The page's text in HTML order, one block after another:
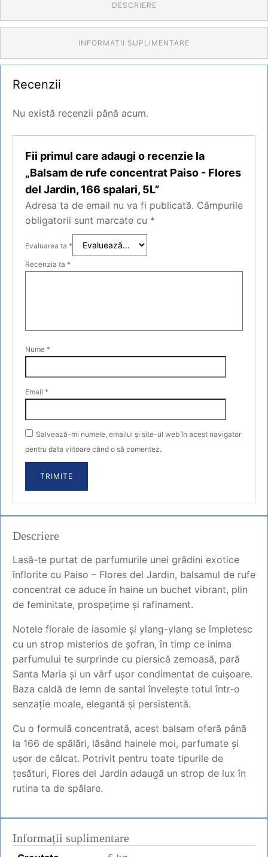
DESCRIERE
INFORMAȚII SUPLIMENTARE
Recenzii
Nu există recenzii până acum.
Fii primul care adaugi o recenzie la
„Balsam de rufe concentrat Paiso - Flores
del Jardin, 166 spalari, 5L”
Adresa ta de email nu va fi publicată. Câmpurile
obligatorii sunt marcate cu *
Evaluarea ta *
Recenzia ta *
Nume *
Email *
Salvează-mi numele, emailul și site-ul web în acest navigator
pentru data viitoare când o să comentez.
Descriere
Lasă-te purtat de parfumurile unei grădini exotice
înflorite cu Paiso – Flores del Jardin, balsamul de rufe
concentrat ce aduce în haine un buchet vibrant, plin
de feminitate, prospețime și rafinament.
Notele florale de iasomie și ylang-ylang se împletesc
cu un strop misterios de șofran, în timp ce inima
parfumului te surprinde cu piersică zemoasă, pară
Santa Maria și un vârf ușor condimentat de cuișoare.
Baza caldă de lemn de santal învelește totul într-o
senzație moale, elegantă și persistentă.
Cu o formulă concentrată, acest balsam oferă până
la 166 de spălări, lăsând hainele moi, parfumate și
ușor de călcat. Potrivit pentru toate tipurile de
țesături, Flores del Jardin adaugă un strop de lux în
rutina ta de spălare.
Informații suplimentare